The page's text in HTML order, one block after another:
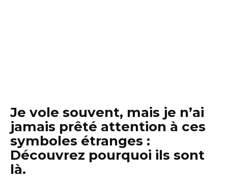
Je vole souvent, mais je n’ai
jamais prêté attention à ces
symboles étranges :
Découvrez pourquoi ils sont
là.